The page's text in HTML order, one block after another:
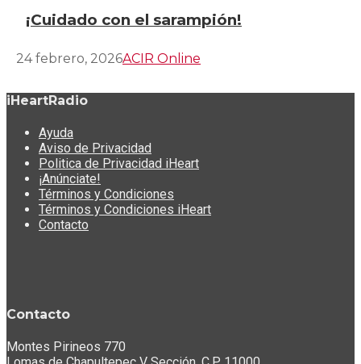
¡Cuidado con el sarampión!
24 febrero, 2026ACIR Online
iHeartRadio
Ayuda
Aviso de Privacidad
Politica de Privacidad iHeart
¡Anúnciate!
Términos y Condiciones
Términos y Condiciones iHeart
Contacto
Contacto
Montes Pirineos 770